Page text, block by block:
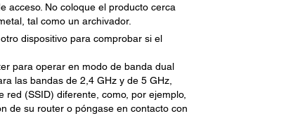
acceso. No coloque el producto cerca
tal como un archivador.
dispositivo para comprobar si el
para operar en modo de banda dual
las bandas de 2,4 GHz y de 5 GHz,
(SSID) diferente, como, por ejemplo,
de su router o póngase en contacto con